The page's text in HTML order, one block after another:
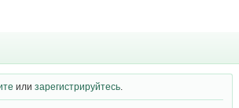
илизарегистрируйтесь